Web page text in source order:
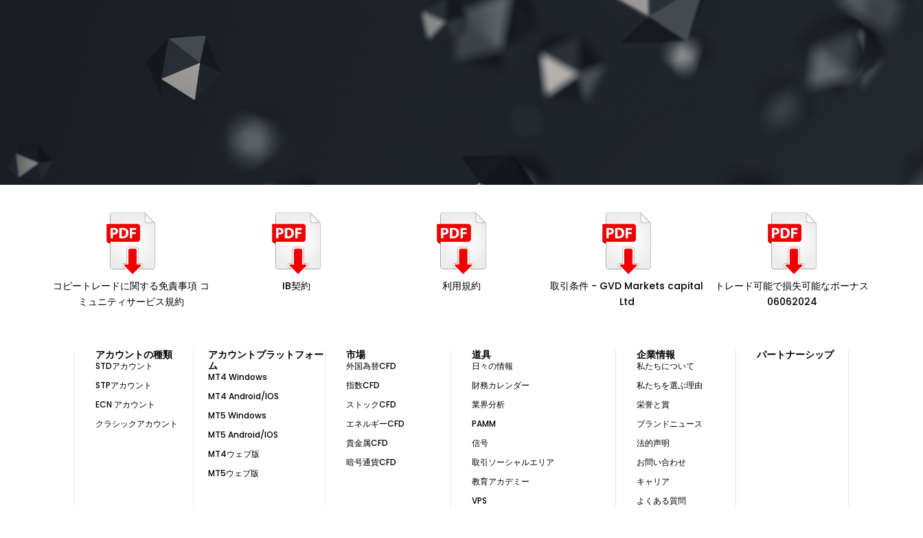
コピートレードに関する免責事項 コ
ミュニティサービス規約
IB契約 利用規約
取引条件 - GVD Markets capital
Ltd
トレード可能で損失可能なボーナス
06062024
アカウントの種類
STDアカウント
STPアカウント
ECN アカウント
クラシックアカウント
アカウントプラットフォー
ム
MT4 Windows
MT4 Android/IOS
MT5 Windows
MT5 Android/IOS
MT4ウェブ版
MT5ウェブ版
市場
外国為替CFD
指数CFD
ストックCFD
エネルギーCFD
貴金属CFD
暗号通貨CFD
道具
日々の情報
財務カレンダー
業界分析
PAMM
信号
取引ソーシャルエリア
教育アカデミー
VPS
企業情報
私たちについて
私たちを選ぶ理由
栄誉と賞
ブランドニュース
法的声明
お問い合わせ
キャリア
よくある質問
パートナーシップ